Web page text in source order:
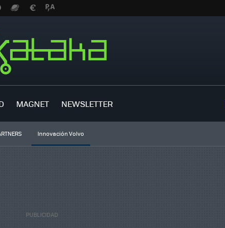
MAGNET NEWSLETTER
Innovación Volvo